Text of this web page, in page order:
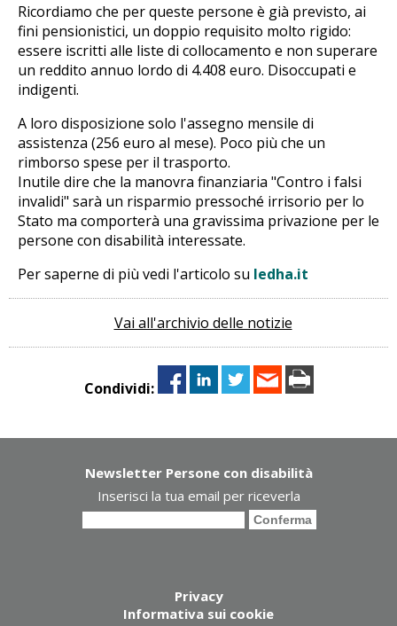
Ricordiamo che per queste persone è già previsto, ai
fini pensionistici, un doppio requisito molto rigido:
essere iscritti alle liste di collocamento e non superare
un reddito annuo lordo di 4.408 euro. Disoccupati e
indigenti.
A loro disposizione solo l'assegno mensile di
assistenza (256 euro al mese). Poco più che un
rimborso spese per il trasporto.
Inutile dire che la manovra finanziaria "Contro i falsi
invalidi" sarà un risparmio pressoché irrisorio per lo
Stato ma comporterà una gravissima privazione per le
persone con disabilità interessate.
Per saperne di più vedi l'articolo su ledha.it
Vai all'archivio delle notizie
Condividi:
Newsletter Persone con disabilità
Inserisci la tua email per riceverla
Privacy
Informativa sui cookie